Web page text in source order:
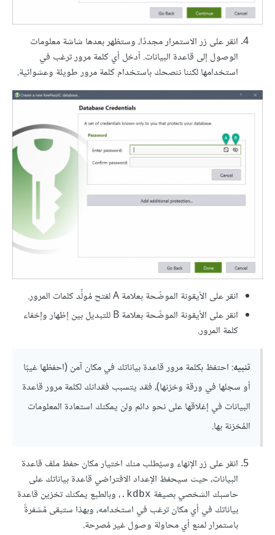
انقر على زر الاستمرار مجددًا، وستظهر بعدها شاشة معلومات
الوصول إلى قاعدة البيانات. أدخل أي كلمة مرور ترغب في
استخدامها لكننا ننصحك باستخدام كلمة مرور طويلة وعشوائية.
انقر على الأيقونة الموضّحة بعلامة A لفتح مُولِّد كلمات المرور.
انقر على الأيقونة الموضّحة بعلامة B للتبديل بين إظهار وإخفاء
كلمة المرور.
تنبيه: احتفظ بكلمة مرور قاعدة بياناتك في مكان آمن (احفظها غيبًا
أو سجلها في ورقة وخزنها)، فقد يتسبب فقدانك لكلمة مرور قاعدة
البيانات في إغلاقها على نحو دائم ولن يمكنك استعادة المعلومات
المُخزنة بها.
انقر على زر الإنهاء وسيُطلب منك اختيار مكان حفظ ملف قاعدة
البيانات، حيث سيحفظ الإعداد الافتراضي قاعدة بياناتك على
حاسبك الشخصي بصيغة kdbx.
، وبالطبع يمكنك تخزين قاعدة
بياناتك في أي مكان ترغب في استخدامه، وبهذا ستبقى مُشفرةً
باستمرار لمنع أي محاولة وصول غير مُصرحة.